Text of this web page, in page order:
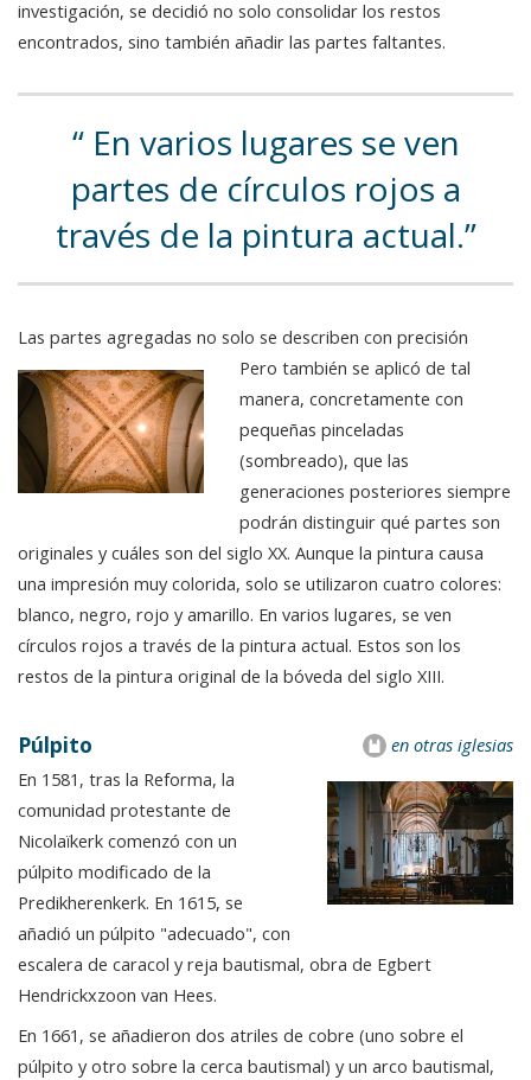
investigación, se decidió no solo consolidar los restos
encontrados, sino también añadir las partes faltantes.
En varios lugares se ven
partes de círculos rojos a
través de la pintura actual.
Las partes agregadas no solo se describen con precisión
Pero también se aplicó de tal
manera, concretamente con
pequeñas pinceladas
(sombreado), que las
generaciones posteriores siempre
podrán distinguir qué partes son
originales y cuáles son del siglo XX. Aunque la pintura causa
una impresión muy colorida, solo se utilizaron cuatro colores:
blanco, negro, rojo y amarillo. En varios lugares, se ven
círculos rojos a través de la pintura actual. Estos son los
restos de la pintura original de la bóveda del siglo XIII.
en otras iglesias
Púlpito
En 1581, tras la Reforma, la
comunidad protestante de
Nicolaïkerk comenzó con un
púlpito modificado de la
Predikherenkerk. En 1615, se
añadió un púlpito "adecuado", con
escalera de caracol y reja bautismal, obra de Egbert
Hendrickxzoon van Hees.
En 1661, se añadieron dos atriles de cobre (uno sobre el
púlpito y otro sobre la cerca bautismal) y un arco bautismal,